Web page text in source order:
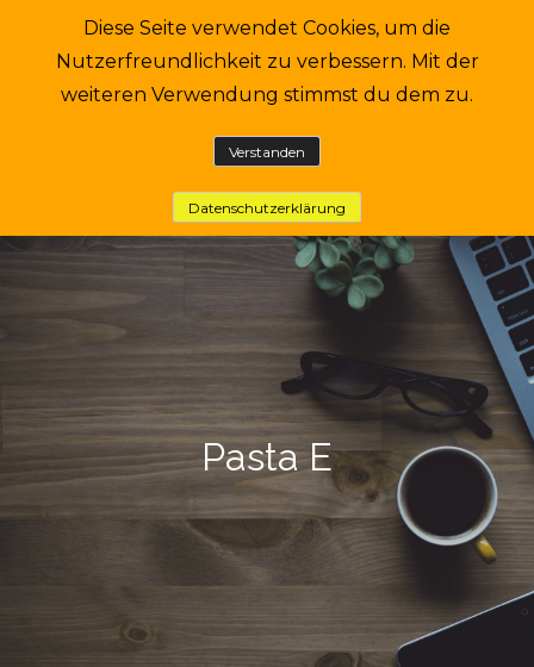
hh
Eine andere WordPress-Site.
Pasta E
Diese Seite verwendet Cookies, um die
Nutzerfreundlichkeit zu verbessern. Mit der
weiteren Verwendung stimmst du dem zu.
Verstanden
Datenschutzerklärung